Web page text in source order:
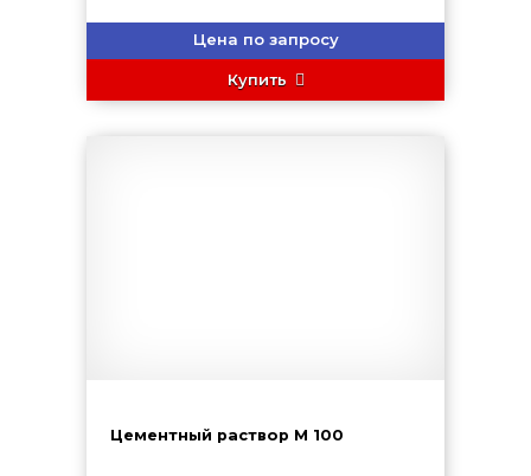
Цена по запросу
Купить
Цементный раствор М 100